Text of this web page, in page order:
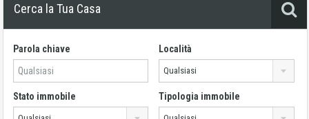
Cerca la Tua Casa
Parola chiave Località
Qualsiasi
Stato immobile Tipologia immobile